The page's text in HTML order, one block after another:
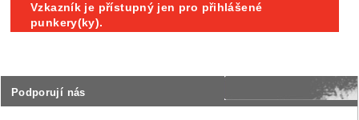
Podporují nás
Vzkazník je přístupný jen pro přihlášené
punkery(ky).